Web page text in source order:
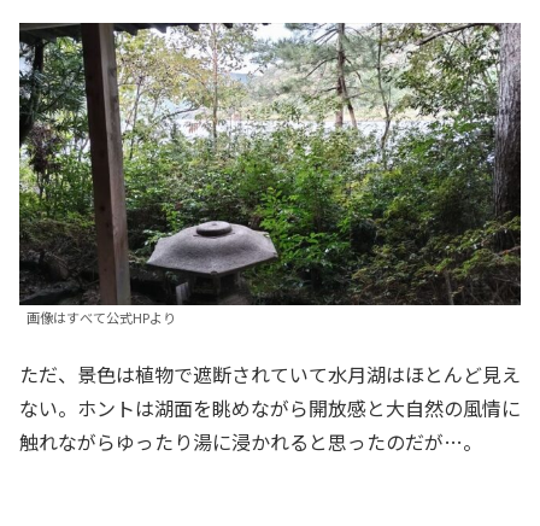
画像はすべて公式HPより
ただ、景色は植物で遮断されていて水月湖はほとんど見え
ない。ホントは湖面を眺めながら開放感と大自然の風情に
触れながらゆったり湯に浸かれると思ったのだが…。